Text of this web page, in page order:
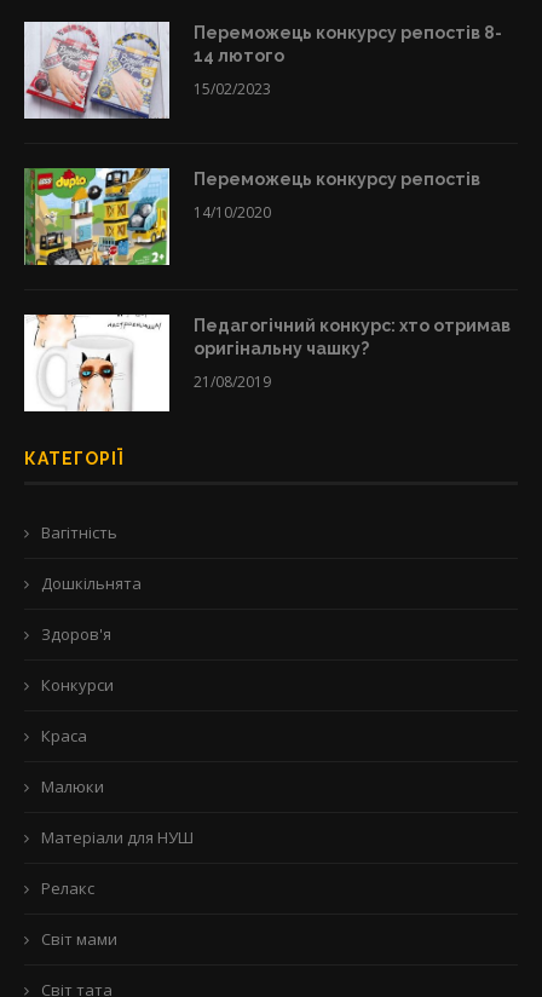
Переможець конкурсу репостів 8-
14 лютого
15/02/2023
Переможець конкурсу репостів
14/10/2020
Педагогічний конкурс: хто отримав
оригінальну чашку?
21/08/2019
КАТЕГОРІЇ
Вагітність
Дошкільнята
Здоров'я
Конкурси
Краса
Малюки
Матеріали для НУШ
Релакс
Світ мами
Світ тата